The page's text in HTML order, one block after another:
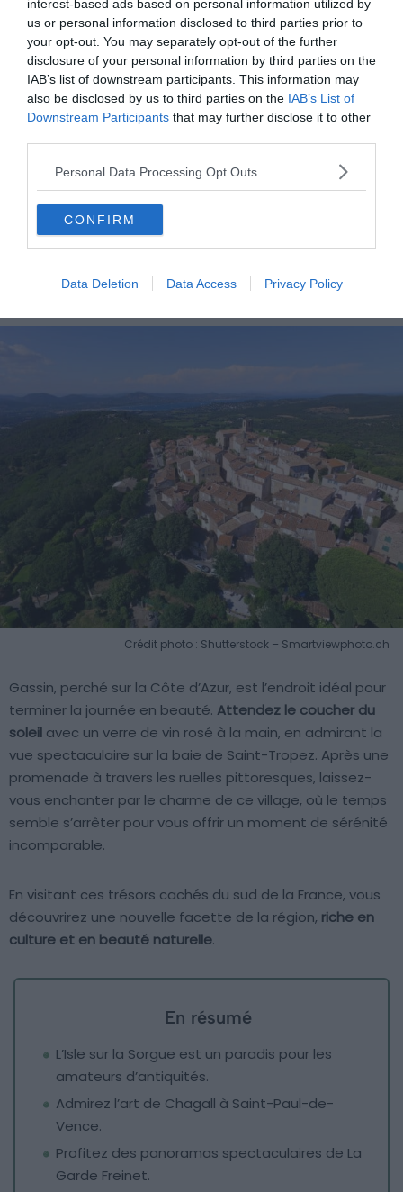
interest-based ads based on personal information utilized by
us or personal information disclosed to third parties prior to
your opt-out. You may separately opt-out of the further
disclosure of your personal information by third parties on the
IAB’s list of downstream participants. This information may
also be disclosed by us to third parties on the IAB’s List of
Downstream Participants that may further disclose it to other
Personal Data Processing Opt Outs
CONFIRM
Data Deletion Data Access Privacy Policy
bouillabaisse incomparable. Cette spécialité de
Marseille, incorporant plusieurs variétés de poissons, est
un délice à goûter au moins une fois.Les saveurs
authentiques
de ce plat vous transporteront dans un
voyage culinaire exceptionnel, rappelant les traditions
Gassin
Crédit photo : Shutterstock – Smartviewphoto.ch
Gassin, perché sur la Côte d’Azur, est l’endroit idéal pour
terminer la journée en beauté. Attendez le coucher du
soleil avec un verre de vin rosé à la main, en admirant la
vue spectaculaire sur la baie de Saint-Tropez. Après une
promenade à travers les ruelles pittoresques, laissez-
vous enchanter par le charme de ce village, où le temps
semble s’arrêter pour vous offrir un moment de sérénité
incomparable.
En visitant ces trésors cachés du sud de la France, vous
découvrirez une nouvelle facette de la région, riche en
culture et en beauté naturelle.
En résumé
L’Isle sur la Sorgue est un paradis pour les
amateurs d’antiquités.
Admirez l’art de Chagall à Saint-Paul-de-
Vence.
Profitez des panoramas spectaculaires de La
Garde Freinet.